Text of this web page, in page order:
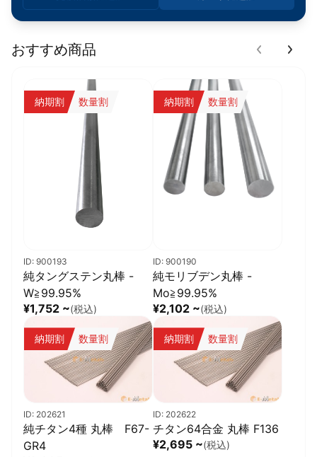
可能です。
用炭素鋼の丸棒です。
日本のJIS規格SS400相当の機械的性質を有しており、幅広い用途
おすすめ商品
納期割 数量割
ID: 900193
純タングステン丸棒 -
W≧99.95%
¥1,752 ~(税込)
納期割 数量割
ID: 900190
純モリブデン丸棒 -
Mo≧99.95%
¥2,102 ~(税込)
納期割 数量割
ID: 202621
純チタン4種 丸棒 F67-
GR4
納期割 数量割
ID: 202622
チタン64合金 丸棒 F136
¥2,695 ~(税込)